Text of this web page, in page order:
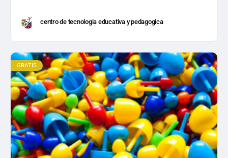
centro de tecnologia educativa y pedagogica
GRATIS